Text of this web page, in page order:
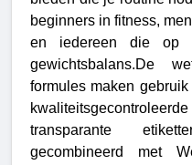
beginners in fitness,
en iedereen die op
gewichtsbalans.De
formules maken
transparante
gecombineerd met